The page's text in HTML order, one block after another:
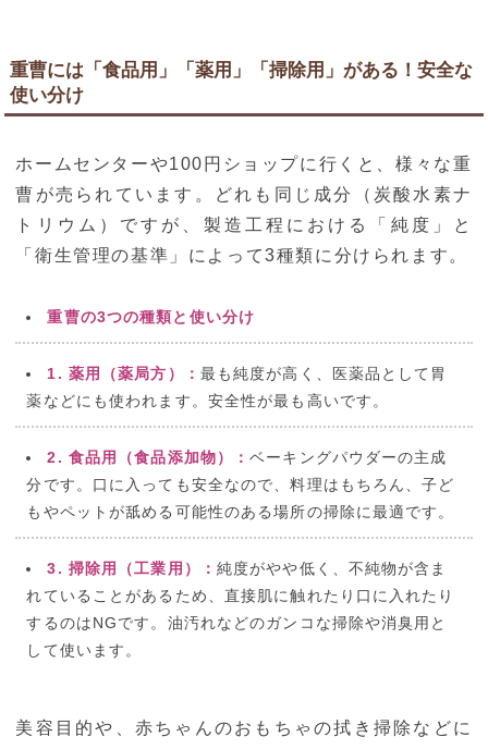
重曹には「食品用」「薬用」「掃除用」がある！安全な
使い分け
ホームセンターや100円ショップに行くと、様々な重
曹が売られています。どれも同じ成分（炭酸水素ナ
トリウム）ですが、製造工程における「純度」と
「衛生管理の基準」によって3種類に分けられます。
重曹の3つの種類と使い分け
1. 薬用（薬局方）： 最も純度が高く、医薬品として胃
薬などにも使われます。安全性が最も高いです。
2. 食品用（食品添加物）：ベーキングパウダーの主成
分です。口に入っても安全なので、料理はもちろん、子ど
もやペットが舐める可能性のある場所の掃除に最適です。
3. 掃除用（工業用）： 純度がやや低く、不純物が含ま
れていることがあるため、直接肌に触れたり口に入れたり
するのはNGです。油汚れなどのガンコな掃除や消臭用と
して使います。
美容目的や、赤ちゃんのおもちゃの拭き掃除などに